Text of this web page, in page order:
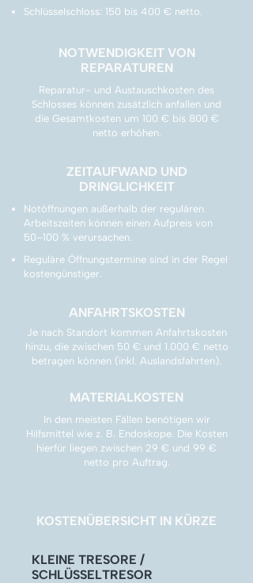
Schlüsselschloss: 150 bis 400 € netto.
NOTWENDIGKEIT VON
REPARATUREN
Reparatur- und Austauschkosten des
Schlosses können zusätzlich anfallen und
die Gesamtkosten um 100 € bis 800 €
netto erhöhen.
ZEITAUFWAND UND
DRINGLICHKEIT
Notöffnungen außerhalb der regulären
Arbeitszeiten können einen Aufpreis von
50–100 % verursachen.
Reguläre Öffnungstermine sind in der Regel
kostengünstiger.
ANFAHRTSKOSTEN
Je nach Standort kommen Anfahrtskosten
hinzu, die zwischen 50 € und 1.000 € netto
betragen können (inkl. Auslandsfahrten).
MATERIALKOSTEN
In den meisten Fällen benötigen wir
Hilfsmittel wie z. B. Endoskope. Die Kosten
hierfür liegen zwischen 29 € und 99 €
netto pro Auftrag.
KOSTENÜBERSICHT IN KÜRZE
KLEINE TRESORE /
SCHLÜSSELTRESOR